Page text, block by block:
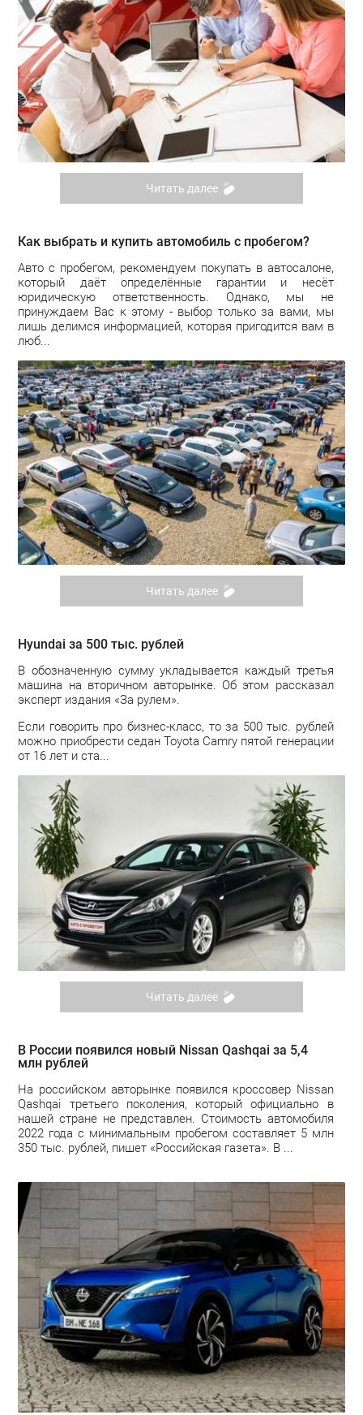
Читать далее
Как выбрать и купить автомобиль с пробегом?
Авто с пробегом, рекомендуем покупать в автосалоне,
который даёт определённые гарантии и несёт
юридическую ответственность. Однако, мы не
принуждаем Вас к этому - выбор только за вами, мы
лишь делимся информацией, которая пригодится вам в
люб...
Читать далее
Hyundai за 500 тыс. рублей
В обозначенную сумму укладывается каждый третья
машина на вторичном авторынке. Об этом рассказал
эксперт издания «За рулем».
Если говорить про бизнес-класс, то за 500 тыс. рублей
можно приобрести седан Toyota Camry пятой генерации
от 16 лет и ста...
Читать далее
В России появился новый Nissan Qashqai за 5,4
млн рублей
На российском авторынке появился кроссовер Nissan
Qashqai третьего поколения, который официально в
нашей стране не представлен. Стоимость автомобиля
2022 года с минимальным пробегом составляет 5 млн
350 тыс. рублей, пишет «Российская газета». В ...